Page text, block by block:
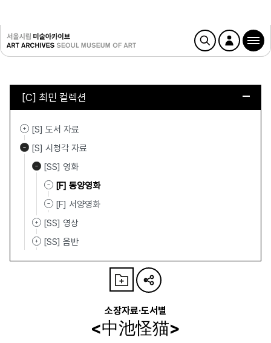
[C] 최민 컬렉션
[S] 도서 자료
[S] 시청각 자료
[SS] 영화
[F] 동양영화
[F] 서양영화
[SS] 영상
[SS] 음반
소장자료·도서별
<中池怪猫>